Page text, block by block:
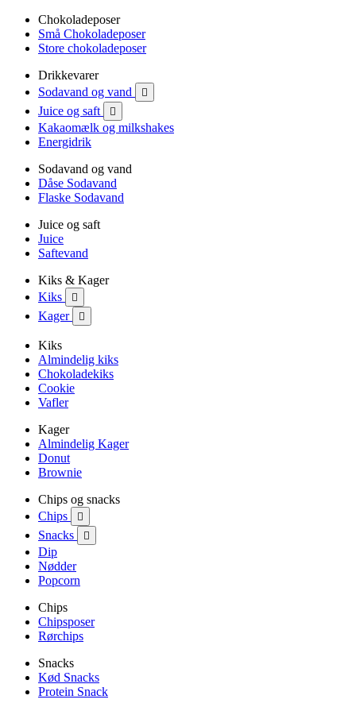
Chokoladeposer
Små Chokoladeposer
Store chokoladeposer
Drikkevarer
Sodavand og vand

Juice og saft 
Kakaomælk og milkshakes
Energidrik
Sodavand og vand
Dåse Sodavand
Flaske Sodavand
Juice og saft
Juice
Saftevand
Kiks & Kager
Kiks

Kager 
Kiks
Almindelig kiks
Chokoladekiks
Cookie
Vafler
Kager
Almindelig Kager
Donut
Brownie
Chips og snacks
Chips

Snacks 
Dip
Nødder
Popcorn
Chips
Chipsposer
Rørchips
Snacks
Kød Snacks
Protein Snack